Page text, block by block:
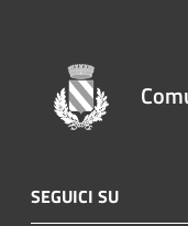
SEGUICI SU